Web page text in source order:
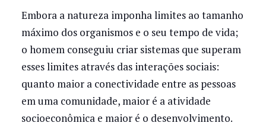
Embora a natureza imponha limites ao tamanho
máximo dos organismos e o seu tempo de vida;
o homem conseguiu criar sistemas que superam
esses limites através das interações sociais:
quanto maior a conectividade entre as pessoas
em uma comunidade, maior é a atividade
socioeconômica e maior é o desenvolvimento.